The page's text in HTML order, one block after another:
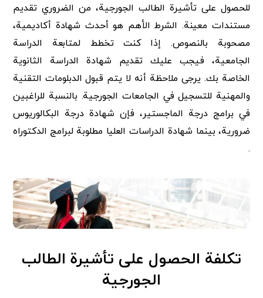
للحصول على تأشيرة الطالب الجورجية، من الضروري تقديم
مستندات معينة. الشرط الأهم هو أحدث شهادة أكاديمية،
مصحوبة بالنصوص. إذا كنت تخطط لمتابعة الدراسة
الجامعية، فيجب عليك تقديم شهادة الدراسة الثانوية
الخاصة بك. يرجى ملاحظة أنه لا يتم قبول الدبلومات التقنية
والمهنية للتسجيل في الجامعات الجورجية. بالنسبة للراغبين
في برامج درجة الماجستير، فإن شهادة درجة البكالوريوس
ضرورية، بينما شهادة الدراسات العليا مطلوبة لبرامج الدكتوراه
.
تكلفة الحصول على تأشيرة الطالب
الجورجية